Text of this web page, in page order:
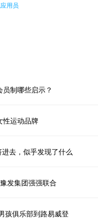
用员
制哪些启示？
性运动品牌
去，似乎发现了什么
发集团强强联合
孩俱乐部到路易威登